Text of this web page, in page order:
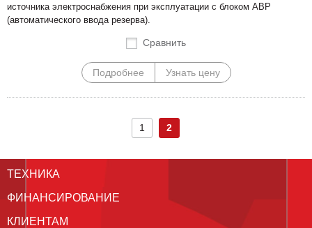
источника электроснабжения при эксплуатации с блоком АВР
(автоматического ввода резерва).
Сравнить
Подробнее Узнать цену
1 2
ТЕХНИКА
ФИНАНСИРОВАНИЕ
КЛИЕНТАМ